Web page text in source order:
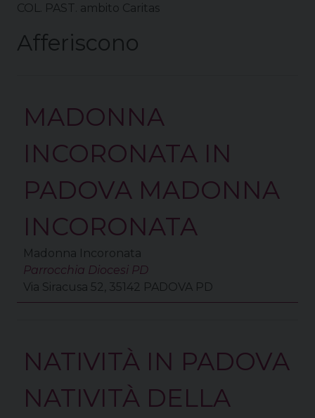
COL. PAST. ambito Caritas
Afferiscono
MADONNA
INCORONATA IN
PADOVA MADONNA
INCORONATA
Madonna Incoronata
Parrocchia Diocesi PD
Via Siracusa 52, 35142 PADOVA PD
NATIVITÀ IN PADOVA
NATIVITÀ DELLA